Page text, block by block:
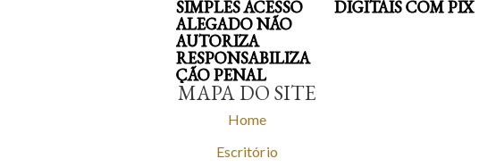
SIMPLES ACESSO
ALEGADO NÃO
AUTORIZA
RESPONSABILIZA
ÇÃO PENAL
DIGITAIS COM PIX
MAPA DO SITE
Home
Escritório